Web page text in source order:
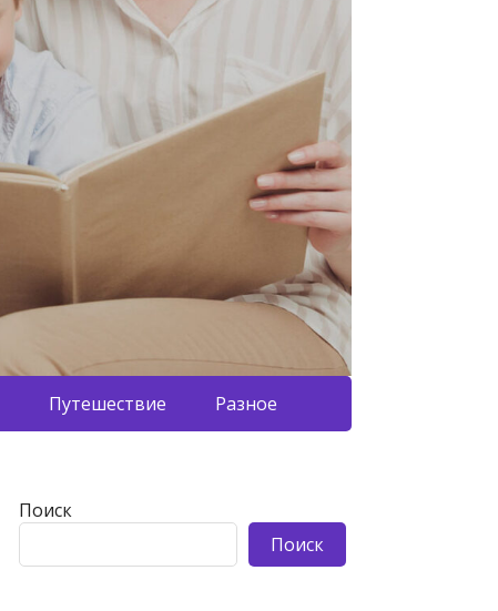
Путешествие Разное
Поиск
Поиск